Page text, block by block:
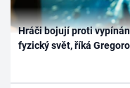
Hráči bojují proti
fyzický svět, říká